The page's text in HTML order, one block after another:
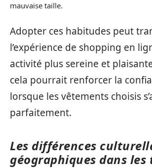
mauvaise taille.
Adopter ces habitudes peut
l’expérience de shopping en
activité plus sereine et
cela pourrait renforcer la
lorsque les vêtements choisis
parfaitement.
Les différences
géographiques dans les